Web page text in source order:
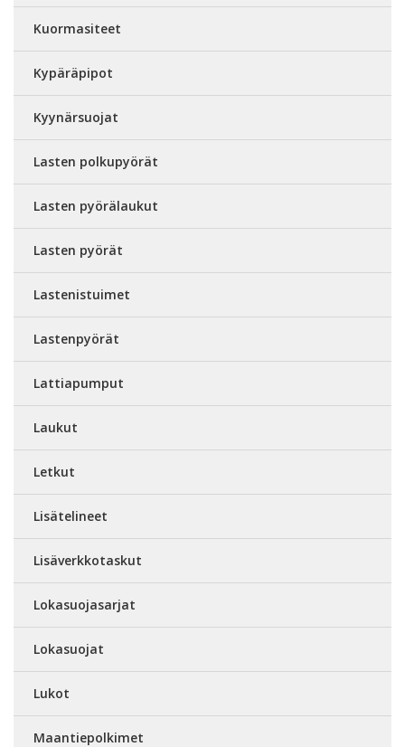
Kuormasiteet
Kypäräpipot
Kyynärsuojat
Lasten polkupyörät
Lasten pyörälaukut
Lasten pyörät
Lastenistuimet
Lastenpyörät
Lattiapumput
Laukut
Letkut
Lisätelineet
Lisäverkkotaskut
Lokasuojasarjat
Lokasuojat
Lukot
Maantiepolkimet